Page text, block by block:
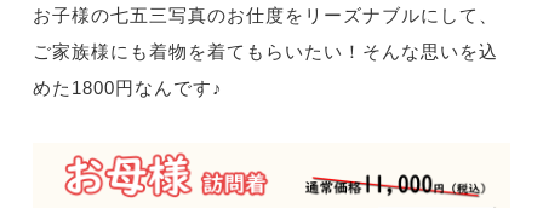
お子様の七五三写真のお仕度をリーズナブルにして、
ご家族様にも着物を着てもらいたい！そんな思いを込
めた1800円なんです♪